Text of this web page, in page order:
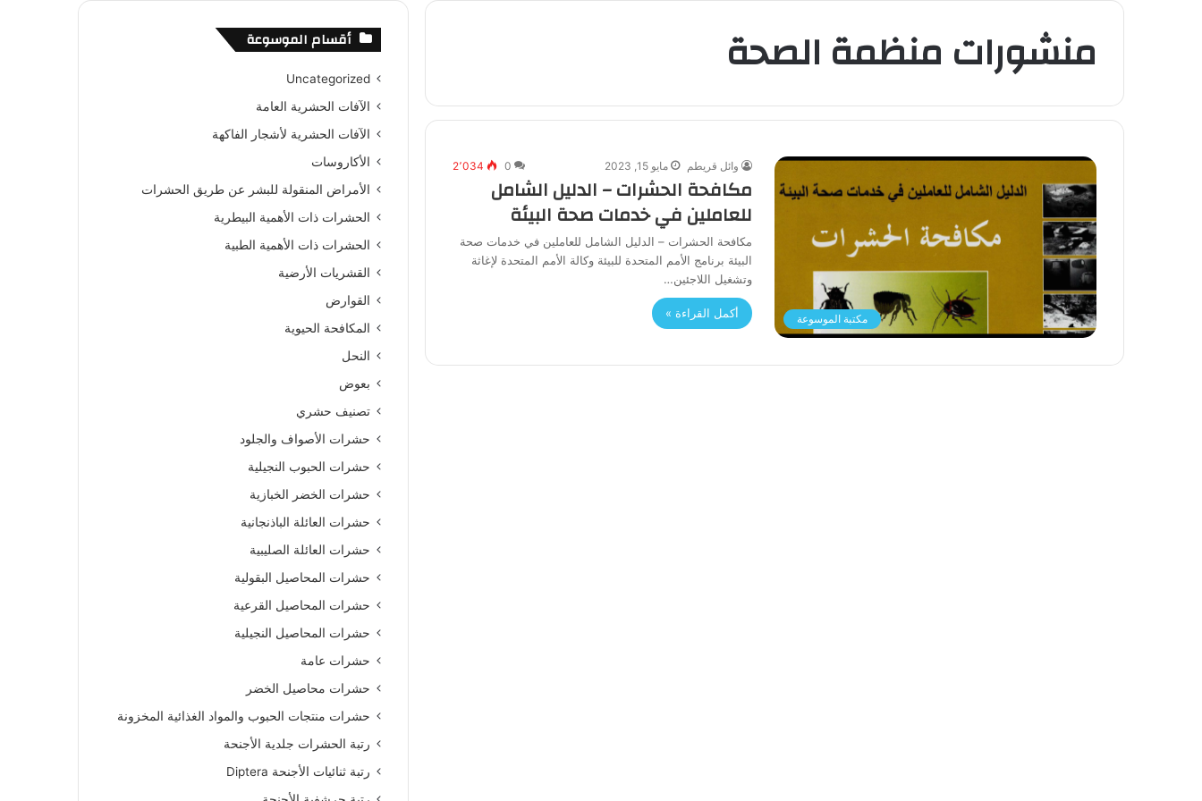
جانبي منشورات منظمة الصحة
مكتبة الموسوعة
وائل قريطم مايو 15, 2023 0 2٬034
مكافحة الحشرات – الدليل الشامل
للعاملين في خدمات صحة البيئة
مكافحة الحشرات – الدليل الشامل للعاملين في خدمات صحة
البيئة برنامج الأمم المتحدة للبيئة وكالة الأمم المتحدة لإغاثة
وتشغيل اللاجئين…
أكمل القراءة »
أقسام الموسوعة
Uncategorized
الآفات الحشرية العامة
الآفات الحشرية لأشجار الفاكهة
الأكاروسات
الأمراض المنقولة للبشر عن طريق الحشرات
الحشرات ذات الأهمية البيطرية
الحشرات ذات الأهمية الطبية
القشريات الأرضية
القوارض
المكافحة الحيوية
النحل
بعوض
تصنيف حشري
حشرات الأصواف والجلود
حشرات الحبوب النجيلية
حشرات الخضر الخبازية
حشرات العائلة الباذنجانية
حشرات العائلة الصليبية
حشرات المحاصيل البقولية
حشرات المحاصيل القرعية
حشرات المحاصيل النجيلية
حشرات عامة
حشرات محاصيل الخضر
حشرات منتجات الحبوب والمواد الغذائية المخزونة
رتبة الحشرات جلدية الأجنحة
رتبة ثنائيات الأجنحة Diptera